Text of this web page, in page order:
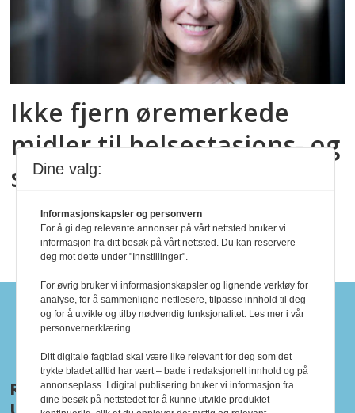
Ikke fjern øremerkede
midler til helsestasjons- og
skolehelsetjenesten
Tidsskrift for barne- og
ungdomsfysioterapi
Redaktør:Eirin Dale
Dine valg:
Informasjonskapsler og personvern
For å gi deg relevante annonser på vårt nettsted bruker vi
informasjon fra ditt besøk på vårt nettsted. Du kan reservere
deg mot dette under "Innstillinger".
For øvrig bruker vi informasjonskapsler og lignende verktøy for
analyse, for å sammenligne nettlesere, tilpasse innhold til deg
og for å utvikle og tilby nødvendig funksjonalitet. Les mer i vår
personvernerklæring.
Ditt digitale fagblad skal være like relevant for deg som det
trykte bladet alltid har vært – bade i redaksjonelt innhold og på
annonseplass. I digital publisering bruker vi informasjon fra
dine besøk på nettstedet for å kunne utvikle produktet